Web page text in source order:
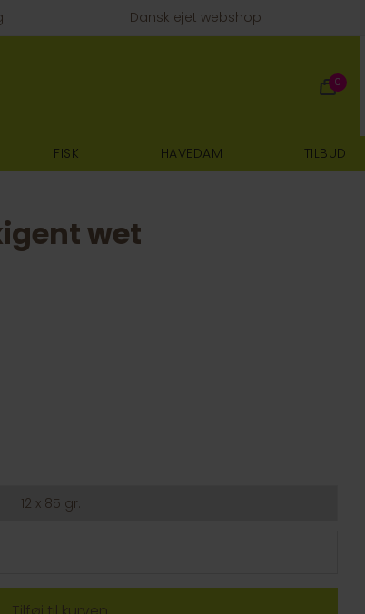
Dansk ejet webshop
0
FISK HAVEDAM TILBUD
wet
12 x 85 gr.